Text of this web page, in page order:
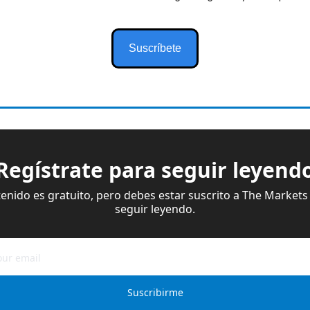
Suscríbete
para seguir
es gratuito, pero debes estar suscrito a The Markets
seguir leyendo.
Suscribirme